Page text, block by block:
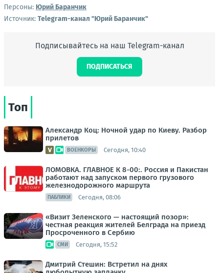
Персоны: Юрий Баранчик
Источник: Telegram-канал "Юрий Баранчик"
Подписывайтесь на наш Telegram-канал
ПОДПИСАТЬСЯ
Топ
Александр Коц: Ночной удар по Киеву. Разбор
прилетов
ВОЕНКОРЫ Сегодня, 10:40
ЛОМОВКА. ГЛАВНОЕ К 8-00:. Россия и Пакистан
работают над запуском первого грузового
железнодорожного маршрута
ПАБЛИКИ Сегодня, 08:06
«Визит Зеленского — настоящий позор»:
честная реакция жителей Белграда на приезд
Просроченного в Сербию
СМИ Сегодня, 15:52
Дмитрий Стешин: Встретил на днях